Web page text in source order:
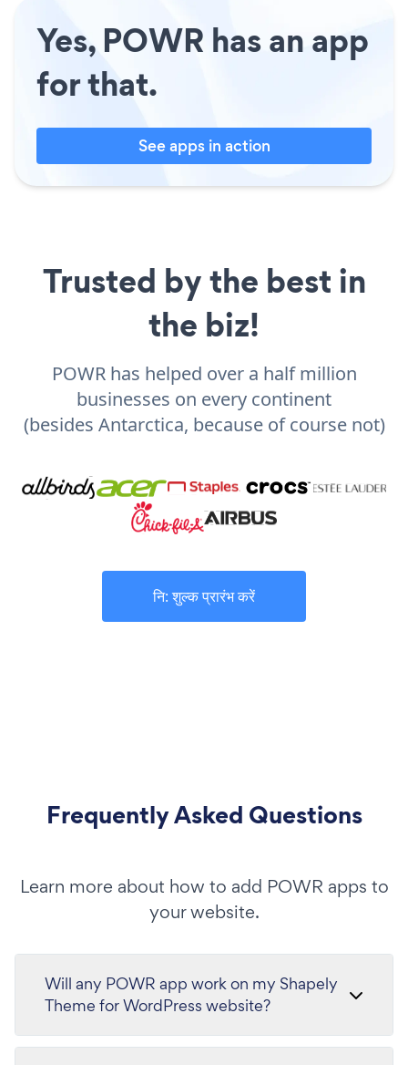
Yes, POWR has an app
for that.
See apps in action
Trusted by the best in
the biz!
POWR has helped over a half million
businesses on every continent
(besides Antarctica, because of course not)
नि: शुल्क प्रारंभ करें
Frequently Asked Questions
Learn more about how to add POWR apps to
your website.
Will any POWR app work on my Shapely
Theme for WordPress website?